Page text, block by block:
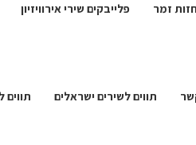
זמר פלייבקים שירי אירוויזיון
תווים לשירים ישראלים תווים